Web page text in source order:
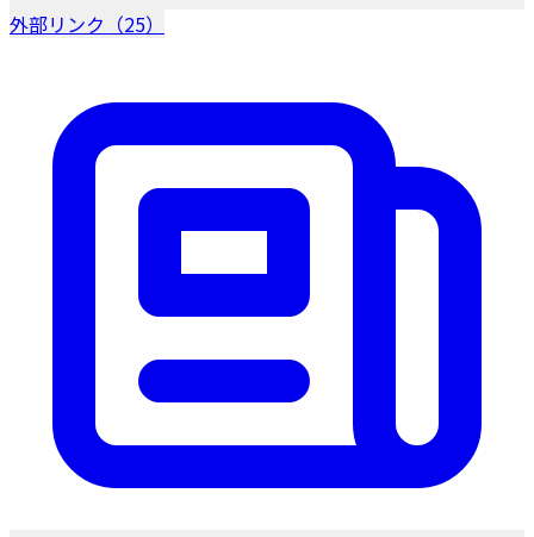
外部リンク（25）